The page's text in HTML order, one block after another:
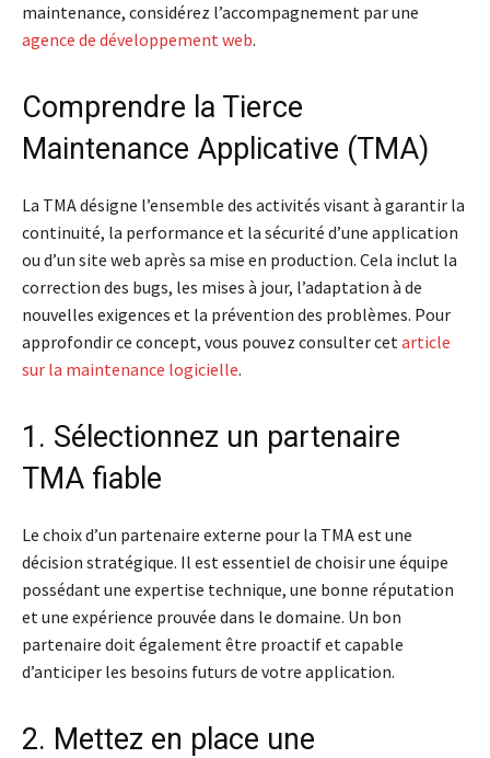
maintenance, considérez l’accompagnement par une
agence de développement web.
Comprendre la Tierce
Maintenance Applicative (TMA)
La TMA désigne l’ensemble des activités visant à garantir la
continuité, la performance et la sécurité d’une application
ou d’un site web après sa mise en production. Cela inclut la
correction des bugs, les mises à jour, l’adaptation à de
nouvelles exigences et la prévention des problèmes. Pour
approfondir ce concept, vous pouvez consulter cetarticle
sur la maintenance logicielle.
1. Sélectionnez un partenaire
TMA fiable
Le choix d’un partenaire externe pour la TMA est une
décision stratégique. Il est essentiel de choisir une équipe
possédant une expertise technique, une bonne réputation
et une expérience prouvée dans le domaine. Un bon
partenaire doit également être proactif et capable
d’anticiper les besoins futurs de votre application.
2. Mettez en place une